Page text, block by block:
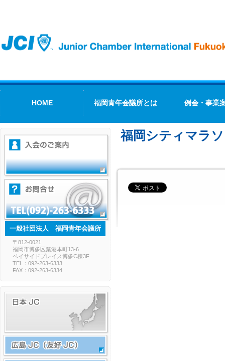
HOME 福岡青年会議所とは 例会・事業
一般社団法人 福岡青年会議所
〒812-0021
福岡市博多区築港本町13-6
ベイサイドプレイス博多C棟3F
TEL：092-263-6333
FAX：092-263-6334
福岡シティマラ